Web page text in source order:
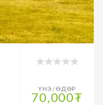
ҮНЭ/ӨДӨР
70,000₮